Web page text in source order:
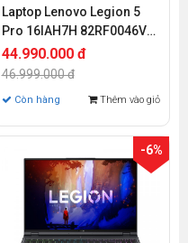
Laptop Lenovo Legion 5
Pro 16IAH7H 82RF0046VN
(Core i7-12700H | 16GB |
512GB | RTX 3060 6GB | 16
11)
44.990.000 đ
46.999.000 đ
Còn hàng Thêm vào giỏ
-6%